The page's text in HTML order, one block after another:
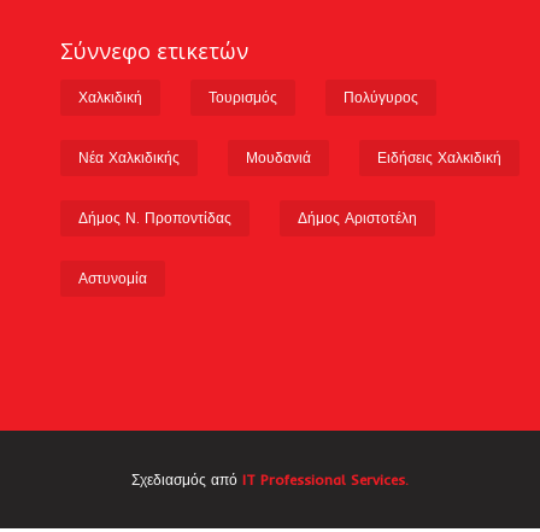
Σύννεφο ετικετών
Χαλκιδική Τουρισμός Πολύγυρος
Νέα Χαλκιδικής Μουδανιά Ειδήσεις Χαλκιδική
Δήμος Ν. Προποντίδας Δήμος Αριστοτέλη
Αστυνομία
Σχεδιασμός από IT Professional Services.